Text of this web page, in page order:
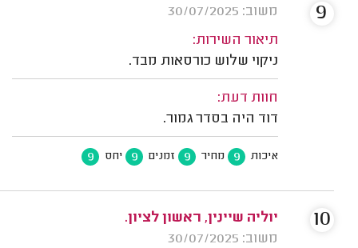
משוב: 30/07/2025
תיאור השירות:
ניקוי שלוש כורסאות מבד.
חוות דעת:
דוד היה בסדר גמור.
איכות 9 מחיר 9 זמנים 9 יחס 9
9
יוליה שיינין, ראשון לציון.
משוב: 30/07/2025
10